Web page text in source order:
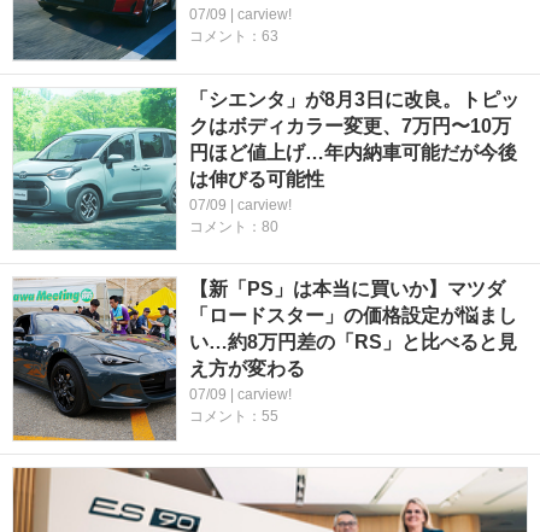
07/09 | carview!
コメント：63
「シエンタ」が8月3日に改良。トピッ
クはボディカラー変更、7万円〜10万
円ほど値上げ…年内納車可能だが今後
は伸びる可能性
07/09 | carview!
コメント：80
【新「PS」は本当に買いか】マツダ
「ロードスター」の価格設定が悩まし
い…約8万円差の「RS」と比べると見
え方が変わる
07/09 | carview!
コメント：55